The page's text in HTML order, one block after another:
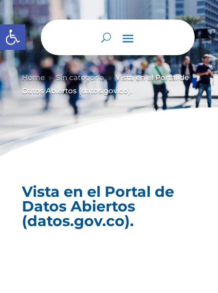
Abrir barra de herramientas
Home 9 Sin categoría 9 Vista en el Portal de
Datos Abiertos (datos.gov.co).
Vista en el Portal de
Datos Abiertos
(datos.gov.co).